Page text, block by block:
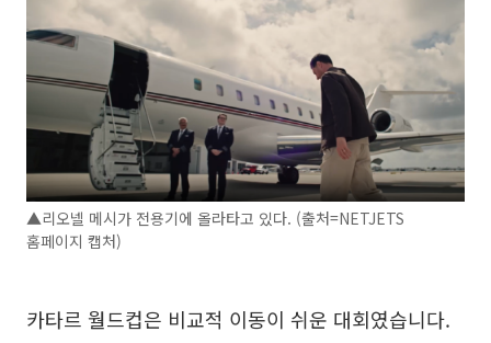
▲리오넬 메시가 전용기에 올라타고 있다. (출처=NETJETS
홈페이지 캡처)
카타르 월드컵은 비교적 이동이 쉬운 대회였습니다.